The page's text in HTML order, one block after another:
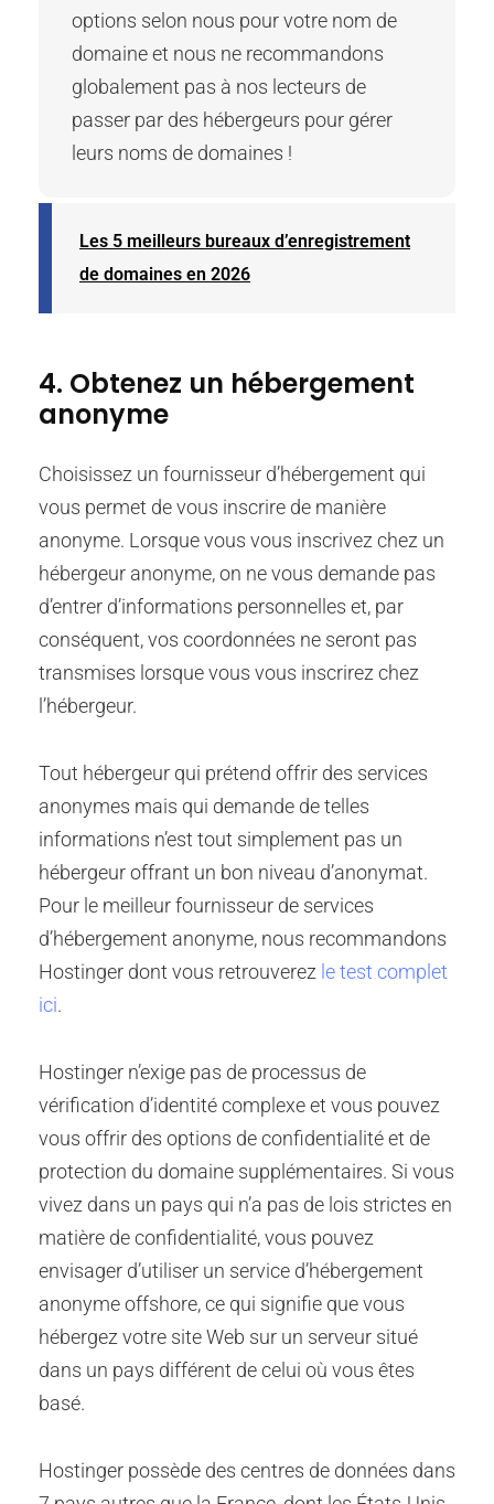
options selon nous pour votre nom de
domaine et nous ne recommandons
globalement pas à nos lecteurs de
passer par des hébergeurs pour gérer
leurs noms de domaines !
Les 5 meilleurs bureaux d’enregistrement
de domaines en 2026
4. Obtenez un hébergement
anonyme
Choisissez un fournisseur d’hébergement qui
vous permet de vous inscrire de manière
anonyme. Lorsque vous vous inscrivez chez un
hébergeur anonyme, on ne vous demande pas
d’entrer d’informations personnelles et, par
conséquent, vos coordonnées ne seront pas
transmises lorsque vous vous inscrirez chez
l’hébergeur.
Tout hébergeur qui prétend offrir des services
anonymes mais qui demande de telles
informations n’est tout simplement pas un
hébergeur offrant un bon niveau d’anonymat.
Pour le meilleur fournisseur de services
d’hébergement anonyme, nous recommandons
Hostinger dont vous retrouverez le test complet
ici.
Hostinger n’exige pas de processus de
vérification d’identité complexe et vous pouvez
vous offrir des options de confidentialité et de
protection du domaine supplémentaires. Si vous
vivez dans un pays qui n’a pas de lois strictes en
matière de confidentialité, vous pouvez
envisager d’utiliser un service d’hébergement
anonyme offshore, ce qui signifie que vous
hébergez votre site Web sur un serveur situé
dans un pays différent de celui où vous êtes
basé.
Hostinger possède des centres de données dans